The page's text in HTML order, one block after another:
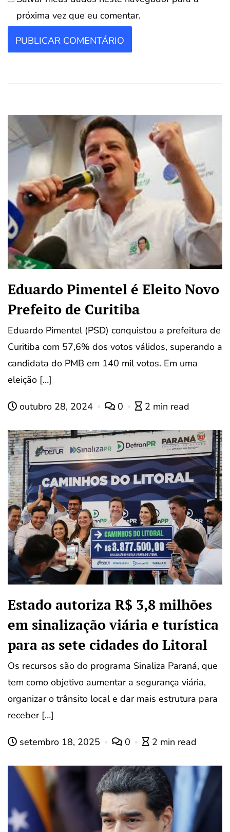
próxima vez que eu comentar.
Eduardo Pimentel é Eleito Novo
Prefeito de Curitiba
Eduardo Pimentel (PSD) conquistou a prefeitura de
Curitiba com 57,6% dos votos válidos, superando a
candidata do PMB em 140 mil votos. Em uma
eleição […]
outubro 28, 2024 0 2 min read
Estado autoriza R$ 3,8 milhões
em sinalização viária e turística
para as sete cidades do Litoral
Os recursos são do programa Sinaliza Paraná, que
tem como objetivo aumentar a segurança viária,
organizar o trânsito local e dar mais estrutura para
receber […]
setembro 18, 2025 0 2 min read